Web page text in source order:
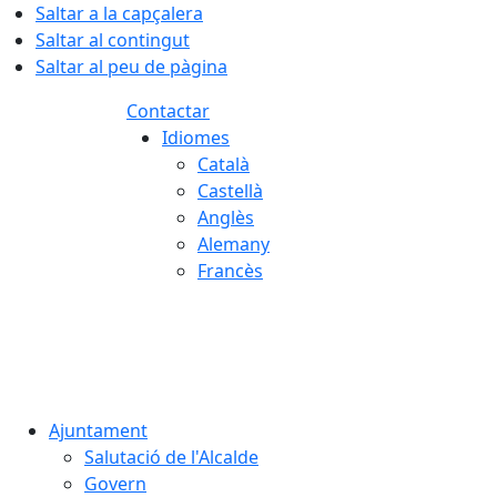
Saltar a la capçalera
Saltar al contingut
Saltar al peu de pàgina
Contactar
Idiomes
Català
Castellà
Anglès
Alemany
Francès
Ajuntament
Salutació de l'Alcalde
Govern